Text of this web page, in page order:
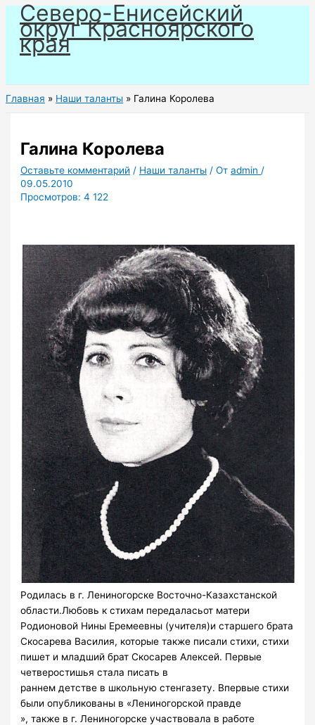
Перейти
содержимому
Северо-Енисейский
округ Красноярского
края
Главная Наши таланты Галина Королева
Галина Королева
Оставьте комментарий / Наши таланты / Отadmin /
09.05.2010
Просмотров: 4 122
Родилась в г. Лениногорске Восточно-Казахстанской
области.Любовь к стихам передаласьот матери
Родионовой Нины Еремеевны (учителя)и старшего брата
Скосарева Василия, которые также писали стихи, стихи
пишет и младший брат Скосарев Алексей. Первые
четверостишья стала писать в
раннем детстве в школьную стенгазету. Впервые стихи
были опубликованы в «Лениногорской правде
», также в г. Лениногорске участвовала в работе